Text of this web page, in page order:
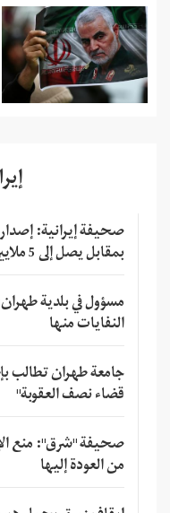
صحيفة إيرانية:
بمقابل يصل إلى 5 ملايين تومان
مسؤول في بلدية
النفايات منها
جامعة طهران تطالب
قضاء نصف العقوبة"
صحيفة "شرق": منع
من العودة إليها